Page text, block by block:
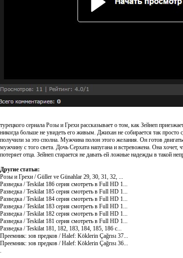
турецкого сериала Розы и Грехи рассказывает о том, как Зейнеп
никогда больше не увидеть его живым. Джихан не собирается так просто
получили за это сполна. Мужчина полон этого желания. Он готов
мужчину с того света. Дочь Серхата напугана и встревожена. Она
потеряет отца. Зейнеп старается не давать ей ложные надежды в такой
Другие статьи:
Розы и Грехи / Güller ve Günahlar 29, 30, 31, 32, ...
Разведка / Teskilat 186 серия смотреть в Full HD 1...
Разведка / Teskilat 185 серия смотреть в Full HD 1...
Разведка / Teskilat 184 серия смотреть в Full HD 1...
Разведка / Teskilat 183 серия смотреть в Full HD 1...
Разведка / Teskilat 182 серия смотреть в Full HD 1...
Разведка / Teskilat 181 серия смотреть в Full HD 1...
Разведка / Teskilat 181, 182, 183, 184, 185, 186 с...
Преемник: зов предков / Halef: Köklerin Çağrısı 37...
Преемник: зов предков / Halef: Köklerin Çağrısı 36...
.